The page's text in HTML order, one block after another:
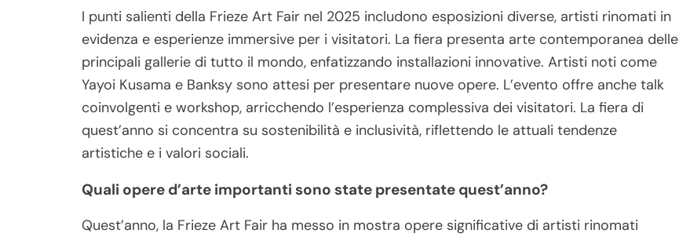
I punti salienti della Frieze Art Fair nel 2025 includono esposizioni diverse, artisti rinomati in
evidenza e esperienze immersive per i visitatori. La fiera presenta arte contemporanea delle
principali gallerie di tutto il mondo, enfatizzando installazioni innovative. Artisti noti come
Yayoi Kusama e Banksy sono attesi per presentare nuove opere. L’evento offre anche talk
coinvolgenti e workshop, arricchendo l’esperienza complessiva dei visitatori. La fiera di
quest’anno si concentra su sostenibilità e inclusività, riflettendo le attuali tendenze
artistiche e i valori sociali.
Quali opere d’arte importanti sono state presentate quest’anno?
Quest’anno, la Frieze Art Fair ha messo in mostra opere significative di artisti rinomati